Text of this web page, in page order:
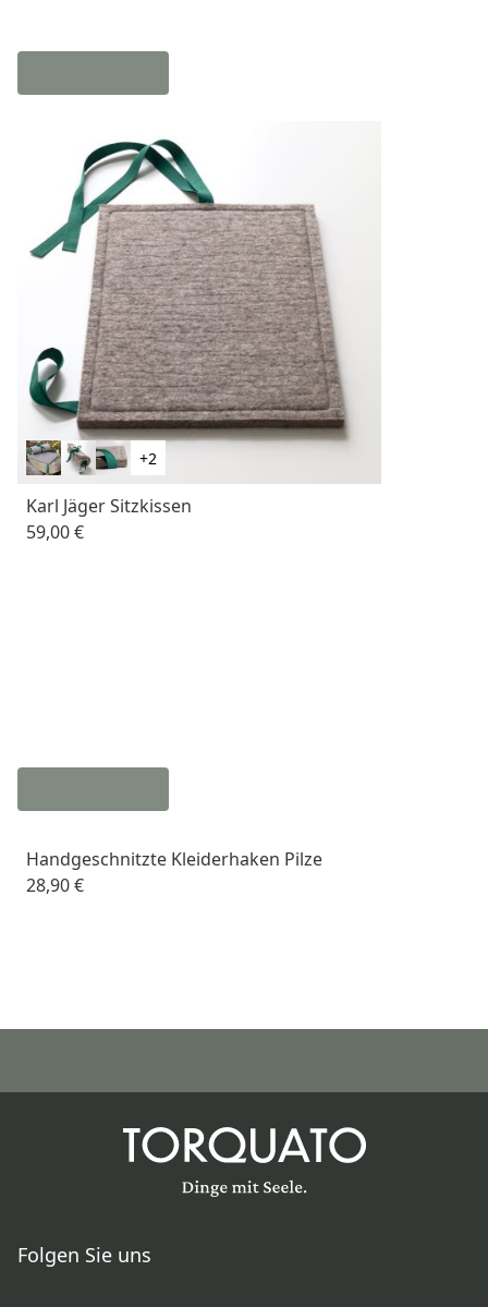
+2
Karl Jäger Sitzkissen
59,00 €
Handgeschnitzte Kleiderhaken Pilze
28,90 €
Folgen Sie uns